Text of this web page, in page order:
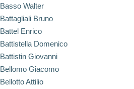
Basso Walter
Battagliali Bruno
Battel Enrico
Battistella Domenico
Battistin Giovanni
Bellomo Giacomo
Bellotto Attilio